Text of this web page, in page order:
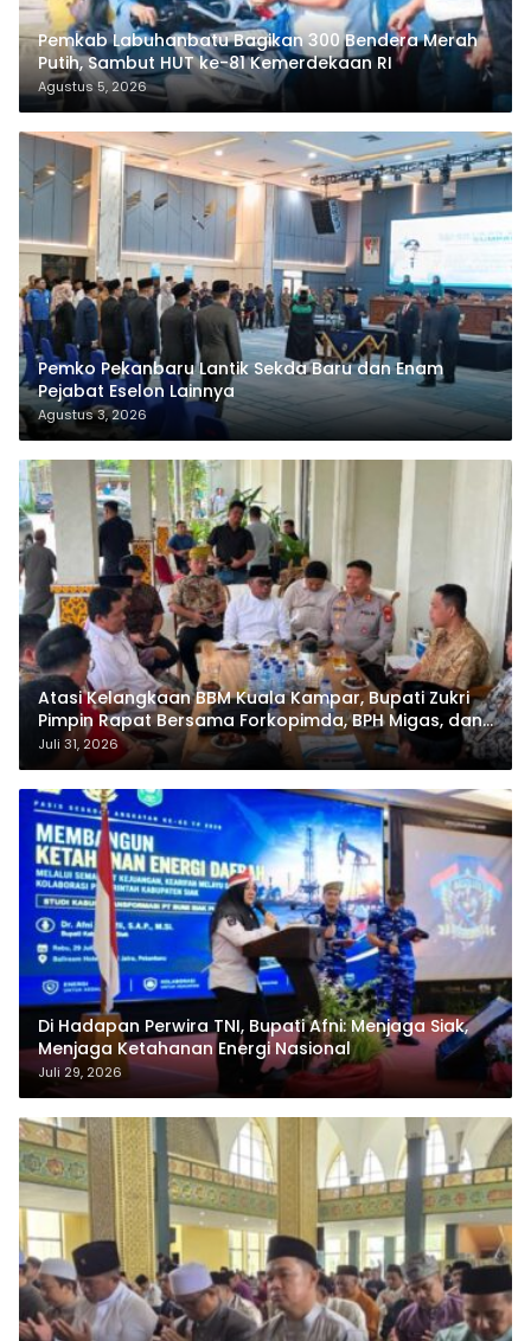
Pemkab Labuhanbatu Bagikan 300 Bendera Merah
Putih, Sambut HUT ke-81 Kemerdekaan RI
Agustus 5, 2026
Pemko Pekanbaru Lantik Sekda Baru dan Enam
Pejabat Eselon Lainnya
Agustus 3, 2026
Atasi Kelangkaan BBM Kuala Kampar, Bupati Zukri
Pimpin Rapat Bersama Forkopimda, BPH Migas, dan
Pertamina
Juli 31, 2026
Di Hadapan Perwira TNI, Bupati Afni: Menjaga Siak,
Menjaga Ketahanan Energi Nasional
Juli 29, 2026